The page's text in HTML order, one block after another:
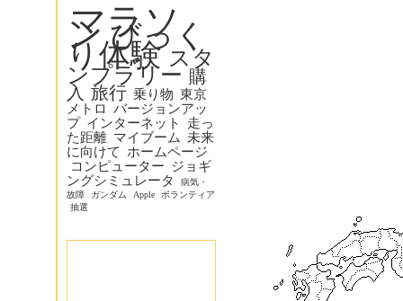
マラソ
ン びっく
り体験 スタ
ンプラリー 購
入 旅行 乗り物 東京
メトロ バージョンアッ
プ インターネット
走っ
た距離 マイブーム 未来
に向けて
ホームページ
コンピューター ジョギ
ングシミュレータ
病気・
故障
ガンダム Apple
ボランティア
抽選